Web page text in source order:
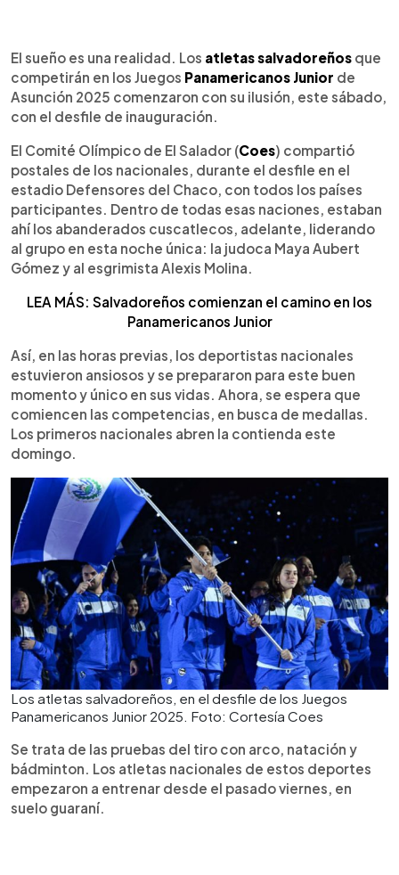
► Escuchar artículo
El sueño es una realidad. Los atletas salvadoreños que
competirán en los Juegos Panamericanos Junior de
Asunción 2025 comenzaron con su ilusión, este sábado,
con el desfile de inauguración.
El Comité Olímpico de El Salador (Coes) compartió
postales de los nacionales, durante el desfile en el
estadio Defensores del Chaco, con todos los países
participantes. Dentro de todas esas naciones, estaban
ahí los abanderados cuscatlecos, adelante, liderando
al grupo en esta noche única: la judoca Maya Aubert
Gómez y al esgrimista Alexis Molina.
LEA MÁS: Salvadoreños comienzan el camino en los
Panamericanos Junior
Así, en las horas previas, los deportistas nacionales
estuvieron ansiosos y se prepararon para este buen
momento y único en sus vidas. Ahora, se espera que
comiencen las competencias, en busca de medallas.
Los primeros nacionales abren la contienda este
domingo.
Los atletas salvadoreños, en el desfile de los Juegos
Panamericanos Junior 2025. Foto: Cortesía Coes
Se trata de las pruebas del tiro con arco, natación y
bádminton. Los atletas nacionales de estos deportes
empezaron a entrenar desde el pasado viernes, en
suelo guaraní.